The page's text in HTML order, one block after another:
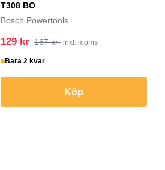
T308 BO
Bosch Powertools
129 kr 167 kr inkl. moms
Bara 2 kvar
Köp